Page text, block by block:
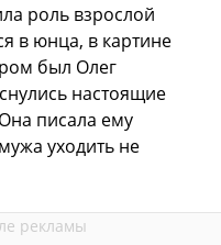
роль взрослой
в юнца, в картине
был Олег
настоящие
писала ему
уходить не